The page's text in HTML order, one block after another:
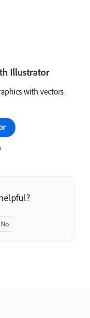
Illustrator
with vectors.
No